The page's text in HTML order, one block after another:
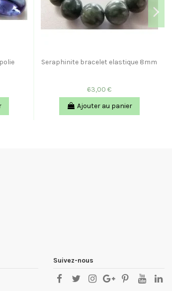
Seraphinite bracelet elastique 8mm
63,00 €
Ajouter au panier
Suivez-nous